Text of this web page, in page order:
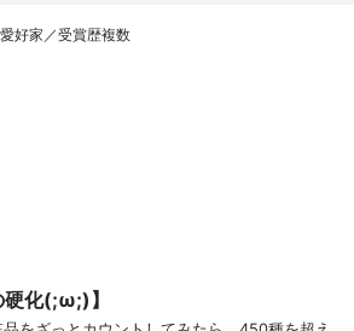
好家／受賞歴複数
硬化(;ω;)】